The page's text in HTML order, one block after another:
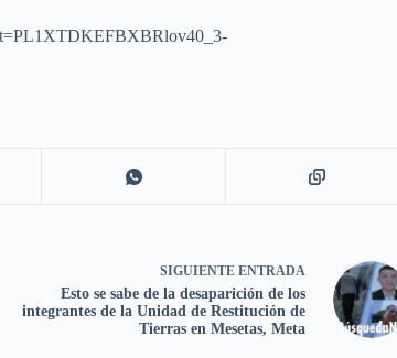
SIGUIENTE ENTRADA
Esto se sabe de la desaparición de los
integrantes de la Unidad de Restitución de
Tierras en Mesetas, Meta